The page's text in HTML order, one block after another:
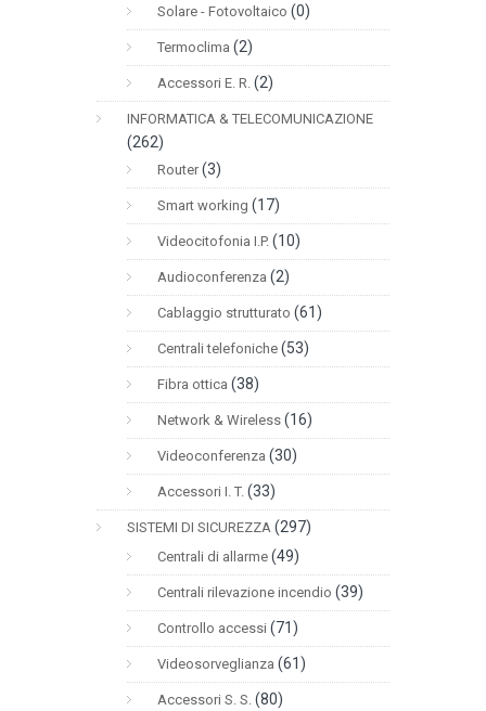
Solare - Fotovoltaico (0)
Termoclima (2)
Accessori E. R. (2)
INFORMATICA & TELECOMUNICAZIONE
(262)
Router (3)
Smart working (17)
Videocitofonia I.P. (10)
Audioconferenza (2)
Cablaggio strutturato (61)
Centrali telefoniche (53)
Fibra ottica (38)
Network & Wireless (16)
Videoconferenza (30)
Accessori I. T. (33)
SISTEMI DI SICUREZZA (297)
Centrali di allarme (49)
Centrali rilevazione incendio (39)
Controllo accessi (71)
Videosorveglianza (61)
Accessori S. S. (80)